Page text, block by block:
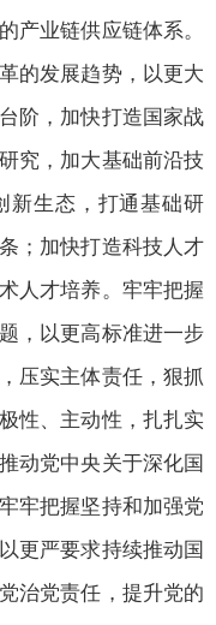
产业链供应链体系。
的发展趋势，以更大
阶，加快打造国家战
究，加大基础前沿技
新生态，打通基础研
；加快打造科技人才
人才培养。牢牢把握
，以更高标准进一步
压实主体责任，狠抓
性、主动性，扎扎实
动党中央关于深化国
牢把握坚持和加强党
更严要求持续推动国
治党责任，提升党的